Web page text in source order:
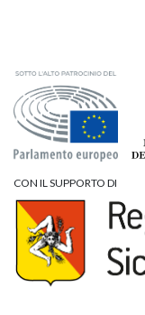
CON IL SUPPORTO DI